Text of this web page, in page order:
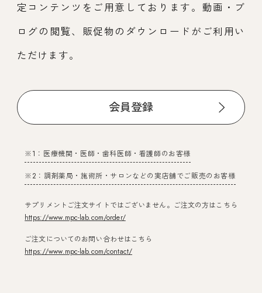
定コンテンツをご用意しております。動画・ブ
ログの閲覧、販促物のダウンロードがご利用い
ただけます。
会員登録
※1：医療機関・医師・歯科医師・看護師のお客様
※2：調剤薬局・施術所・サロンなどの実店舗でご販売のお客様
サプリメントご注文サイトではございません。ご注文の方はこちら
https://www.mpc-lab.com/order/
ご注文についてのお問い合わせはこちら
https://www.mpc-lab.com/contact/